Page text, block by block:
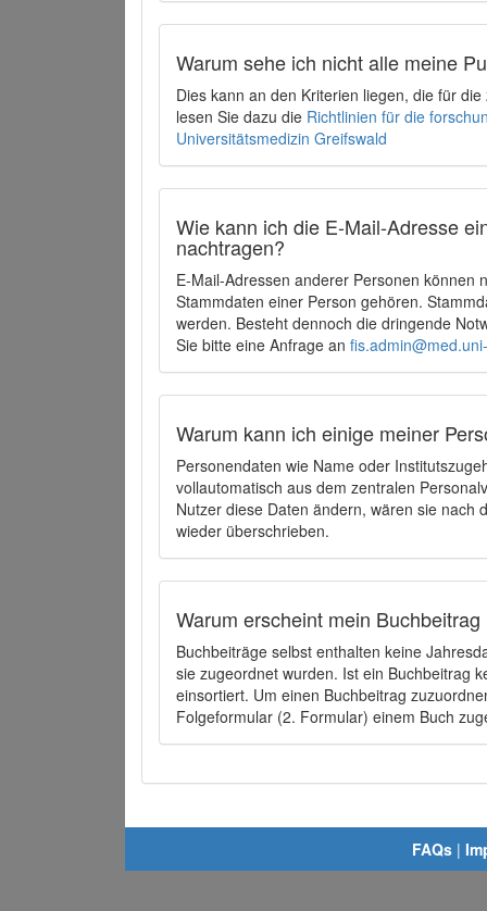
Warum sehe ich nicht alle meine
Dies kann an den Kriterien liegen, die für
lesen Sie dazu die Richtlinien für die
Universitätsmedizin Greifswald
Wie kann ich die E-Mail-Adresse
nachtragen?
E-Mail-Adressen anderer Personen können
Stammdaten einer Person gehören.
werden. Besteht dennoch die dringende
Sie bitte eine Anfrage an
Warum kann ich einige meiner
Personendaten wie Name oder
vollautomatisch aus dem zentralen
Nutzer diese Daten ändern, wären sie
wieder überschrieben.
Warum erscheint mein
Buchbeiträge selbst enthalten keine
sie zugeordnet wurden. Ist ein Buchbeitrag
einsortiert. Um einen Buchbeitrag
Folgeformular (2. Formular) einem Buch
FAQs |